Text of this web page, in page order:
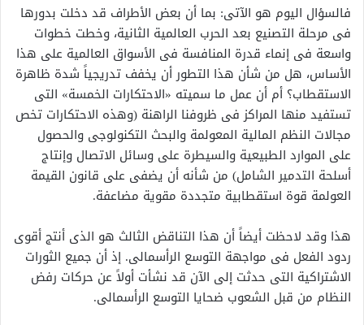
فالسؤال اليوم هو الآتى: بما أن بعض الأطراف قد دخلت بدورها
فى مرحلة التصنيع بعد الحرب العالمية الثانية، وخطت خطوات
واسعة فى إنماء قدرة المنافسة فى الأسواق العالمية على هذا
الأساس، هل من شأن هذا التطور أن يخفف تدريجياً شدة ظاهرة
الاستقطاب؟ أم أن عمل ما سميته «الاحتكارات الخمسة» التى
تستفيد منها المراكز فى ظروفنا الراهنة (وهذه الاحتكارات تخص
مجالات النظم المالية المعولمة والبحث التكنولوجى والحصول
على الموارد الطبيعية والسيطرة على وسائل الاتصال وإنتاج
أسلحة التدمير الشامل) من شأنه أن يضفى على قانون القيمة
العولمة قوة استقطابية متجددة مقوية مضاعفة.
هذا وقد لاحظت أيضاً أن هذا التناقض الثالث هو الذى أنتج أقوى
ردود الفعل فى مواجهة التوسع الرأسمالى. إذ أن جميع الثورات
الاشتراكية التى حدثت إلى الآن قد نشأت أولاً عن حركات رفض
النظام من قبل الشعوب ضحايا التوسع الرأسمالى.